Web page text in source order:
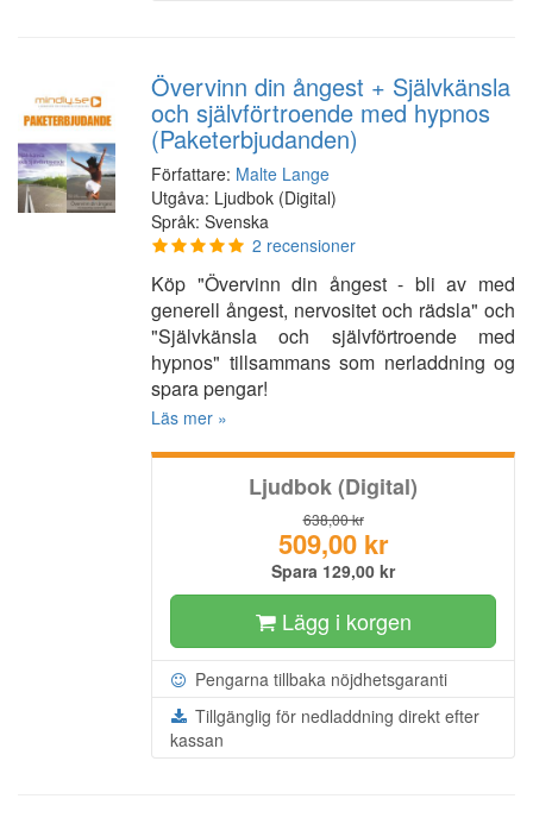
Övervinn din ångest + Självkänsla
och självförtroende med hypnos
(Paketerbjudanden)
Författare: Malte Lange
Utgåva: Ljudbok (Digital)
Språk: Svenska
2 recensioner
Köp "Övervinn din ångest - bli av med
generell ångest, nervositet och rädsla" och
"Självkänsla och självförtroende med
hypnos" tillsammans som nerladdning og
spara pengar!
Läs mer »
Ljudbok (Digital)
638,00 kr
509,00 kr
Spara 129,00 kr
Lägg i korgen
Pengarna tillbaka nöjdhetsgaranti
Tillgänglig för nedladdning direkt efter
kassan